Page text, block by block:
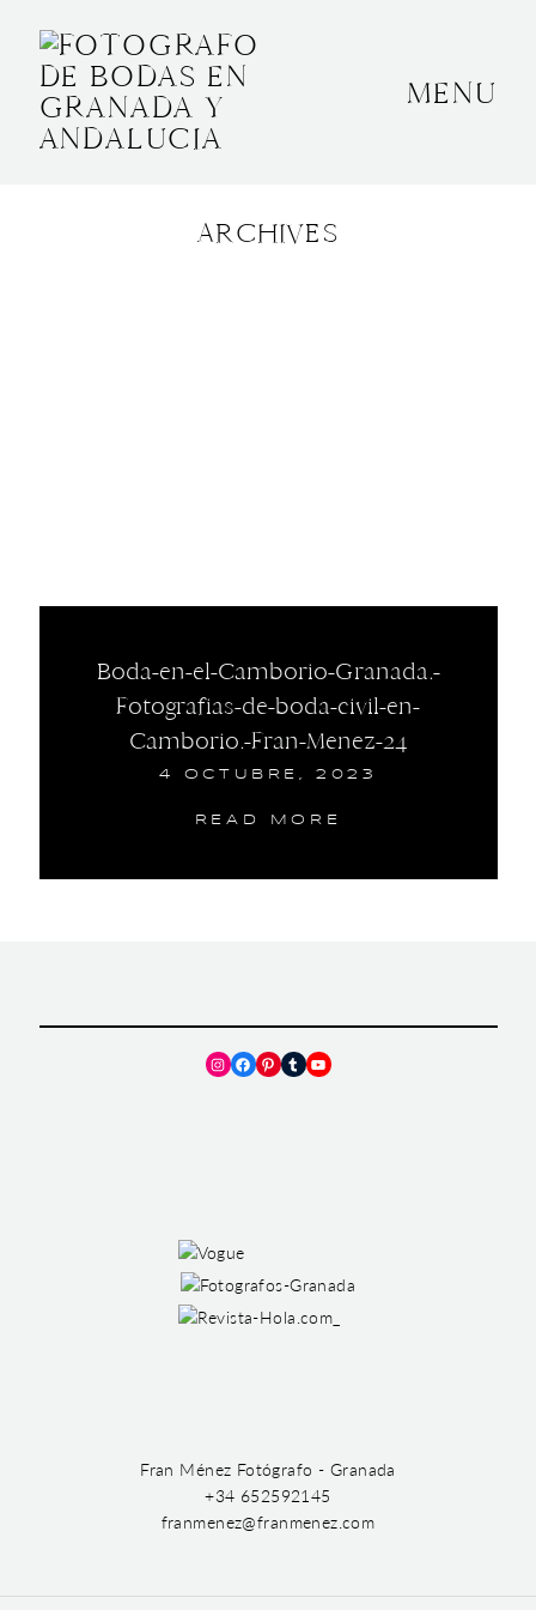
MENU
ARCHIVES
Boda-en-el-Camborio-Granada.-
Fotografias-de-boda-civil-en-
Camborio.-Fran-Menez-24
4 OCTUBRE, 2023
READ MORE
BODAS
Instagram
Facebook
Pinterest
TumblrYouTube
Fran Ménez Fotógrafo - Granada
+34 652592145
franmenez@franmenez.com